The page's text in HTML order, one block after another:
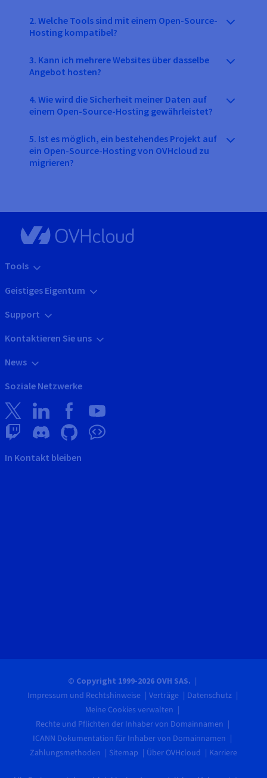
2. Welche Tools sind mit einem Open-Source-
Hosting kompatibel?
3. Kann ich mehrere Websites über dasselbe
Angebot hosten?
4. Wie wird die Sicherheit meiner Daten auf
einem Open-Source-Hosting gewährleistet?
5. Ist es möglich, ein bestehendes Projekt auf
ein Open-Source-Hosting von OVHcloud zu
migrieren?
Tools
Geistiges Eigentum
Support
Kontaktieren Sie uns
News
Soziale Netzwerke
In Kontakt bleiben
© Copyright 1999-2026 OVH SAS.
Impressum und Rechtshinweise Verträge
Datenschutz
Meine Cookies verwalten
Rechte und Pflichten der Inhaber von Domainnamen
ICANN Dokumentation für Inhaber von Domainnamen
Zahlungsmethoden
Sitemap Über OVHcloud Karriere